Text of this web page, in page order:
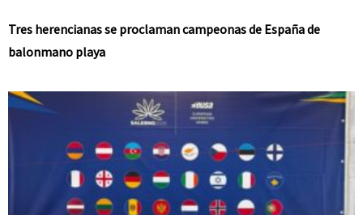
Tres herencianas se proclaman campeonas de España de
balonmano playa